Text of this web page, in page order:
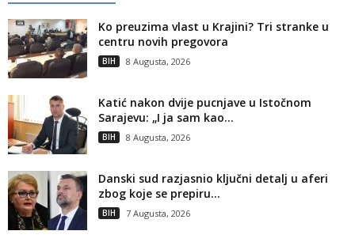
Ko preuzima vlast u Krajini? Tri stranke u
centru novih pregovora
BIH 8 Augusta, 2026
Katić nakon dvije pucnjave u Istočnom
Sarajevu: „I ja sam kao...
BIH 8 Augusta, 2026
Danski sud razjasnio ključni detalj u aferi
zbog koje se prepiru...
BIH 7 Augusta, 2026